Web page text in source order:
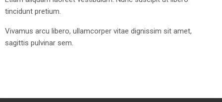
tincidunt pretium.
Vivamus arcu libero, ullamcorper vitae dignissim sit amet,
sagittis pulvinar sem.